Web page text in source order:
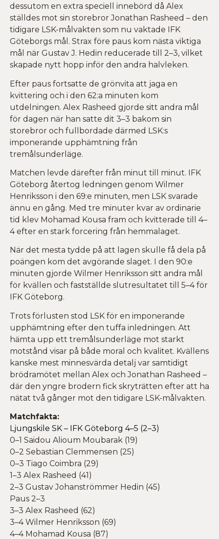
dessutom en extra speciell innebörd då Alex
ställdes mot sin storebror Jonathan Rasheed – den
tidigare LSK-målvakten som nu vaktade IFK
Göteborgs mål. Strax före paus kom nästa viktiga
mål när Gustav J. Hedin reducerade till 2–3, vilket
skapade nytt hopp inför den andra halvleken.
Efter paus fortsatte de grönvita att jaga en
kvittering och i den 62:a minuten kom
utdelningen. Alex Rasheed gjorde sitt andra mål
för dagen när han satte dit 3–3 bakom sin
storebror och fullbordade därmed LSK:s
imponerande upphämtning från
tremålsunderläge.
Matchen levde därefter från minut till minut. IFK
Göteborg återtog ledningen genom Wilmer
Henriksson i den 69:e minuten, men LSK svarade
ännu en gång. Med tre minuter kvar av ordinarie
tid klev Mohamad Kousa fram och kvitterade till 4–
4 efter en stark forcering från hemmalaget.
När det mesta tydde på att lagen skulle få dela på
poängen kom det avgörande slaget. I den 90:e
minuten gjorde Wilmer Henriksson sitt andra mål
för kvällen och fastställde slutresultatet till 5–4 för
IFK Göteborg.
Trots förlusten stod LSK för en imponerande
upphämtning efter den tuffa inledningen. Att
hämta upp ett tremålsunderläge mot starkt
motstånd visar på både moral och kvalitet. Kvällens
kanske mest minnesvärda detalj var samtidigt
brödramötet mellan Alex och Jonathan Rasheed –
där den yngre brodern fick skryträtten efter att ha
nätat två gånger mot den tidigare LSK-målvakten.
Matchfakta:
Ljungskile SK – IFK Göteborg 4–5 (2–3)
0–1 Saidou Alioum Moubarak (19)
0–2 Sebastian Clemmensen (25)
0–3 Tiago Coimbra (29)
1–3 Alex Rasheed (41)
2–3 Gustav Johanströmmer Hedin (45)
Paus 2–3
3–3 Alex Rasheed (62)
3–4 Wilmer Henriksson (69)
4–4 Mohamad Kousa (87)